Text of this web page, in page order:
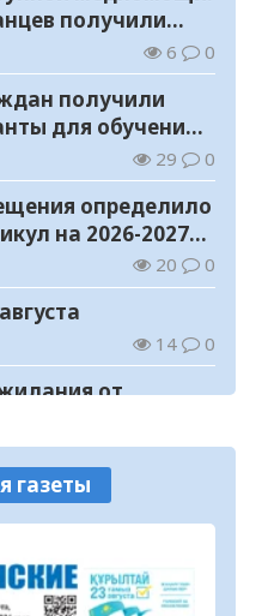
получили
6 0
получили
для обучения в
29 0
определило
на 2026-2027
20 0
14 0
от
65 0
в эксплуатацию
станция
газеты